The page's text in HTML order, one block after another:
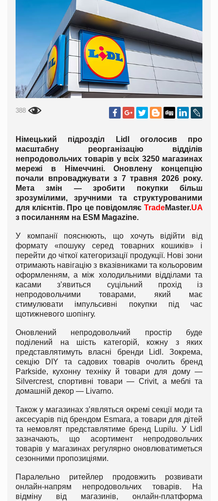
388
Німецький підрозділ Lidl оголосив про
масштабну реорганізацію відділів
непродовольчих товарів у всіх 3250 магазинах
мережі в Німеччині. Оновлену концепцію
почали впроваджувати з 7 травня 2026 року.
Мета змін — зробити покупки більш
зрозумілими, зручними та структурованими
для клієнтів. Про це повідомляє TradeMaster.UA
з посиланням на ESM Magazine.
У компанії пояснюють, що хочуть відійти від
формату «пошуку серед товарних кошиків» і
перейти до чіткої категоризації продукції. Нові зони
отримають навігацію з вказівниками та кольоровим
оформленням, а між холодильними відділами та
касами з’явиться суцільний прохід із
непродовольчими товарами, який має
стимулювати імпульсивні покупки під час
щотижневого шопінгу.
Оновлений непродовольчий простір буде
поділений на шість категорій, кожну з яких
представлятимуть власні бренди Lidl. Зокрема,
секцію DIY та садових товарів очолить бренд
Parkside, кухонну техніку й товари для дому —
Silvercrest, спортивні товари — Crivit, а меблі та
домашній декор — Livarno.
Також у магазинах з’являться окремі секції моди та
аксесуарів під брендом Esmara, а товари для дітей
та немовлят представлятиме бренд Lupilu. У Lidl
зазначають, що асортимент непродовольчих
товарів у магазинах регулярно оновлюватиметься
сезонними пропозиціями.
Паралельно ритейлер продовжить розвивати
онлайн-напрям непродовольчих товарів. На
відміну від магазинів, онлайн-платформа